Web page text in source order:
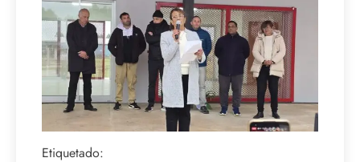
Etiquetado: